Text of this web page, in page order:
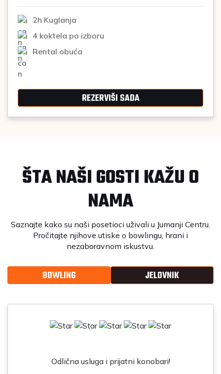
2h Kuglanja
4 koktela po izboru
Rental obuća
REZERVIŠI SADA
ŠTA NAŠI GOSTI KAŽU O
NAMA
Saznajte kako su naši posetioci uživali u Jumanji Centru.
Pročitajte njihove utiske o bowlingu, hrani i
nezaboravnom iskustvu.
BOWLING JELOVNIK
Odlična usluga i prijatni konobari!